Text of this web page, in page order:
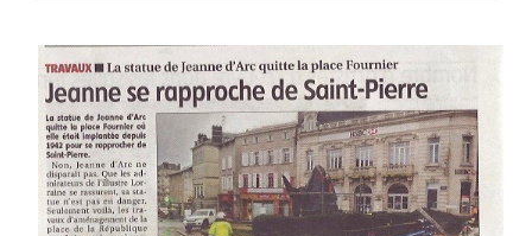
de
Jeanne
d’arc
à
Limoges,